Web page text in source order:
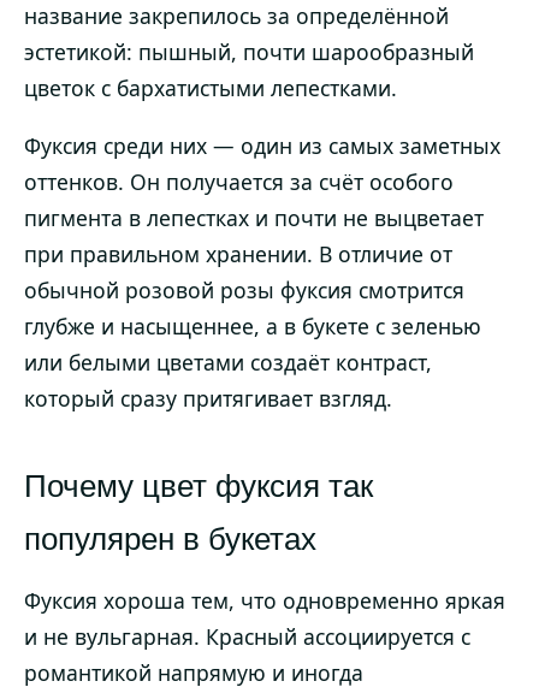
название закрепилось за определённой
эстетикой: пышный, почти шарообразный
цветок с бархатистыми лепестками.
Фуксия среди них — один из самых заметных
оттенков. Он получается за счёт особого
пигмента в лепестках и почти не выцветает
при правильном хранении. В отличие от
обычной розовой розы фуксия смотрится
глубже и насыщеннее, а в букете с зеленью
или белыми цветами создаёт контраст,
который сразу притягивает взгляд.
Почему цвет фуксия так
популярен в букетах
Фуксия хороша тем, что одновременно яркая
и не вульгарная. Красный ассоциируется с
романтикой напрямую и иногда